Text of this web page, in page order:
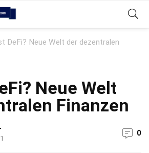
DeFi? Neue Welt der dezentralen
Neue Welt
Finanzen
0